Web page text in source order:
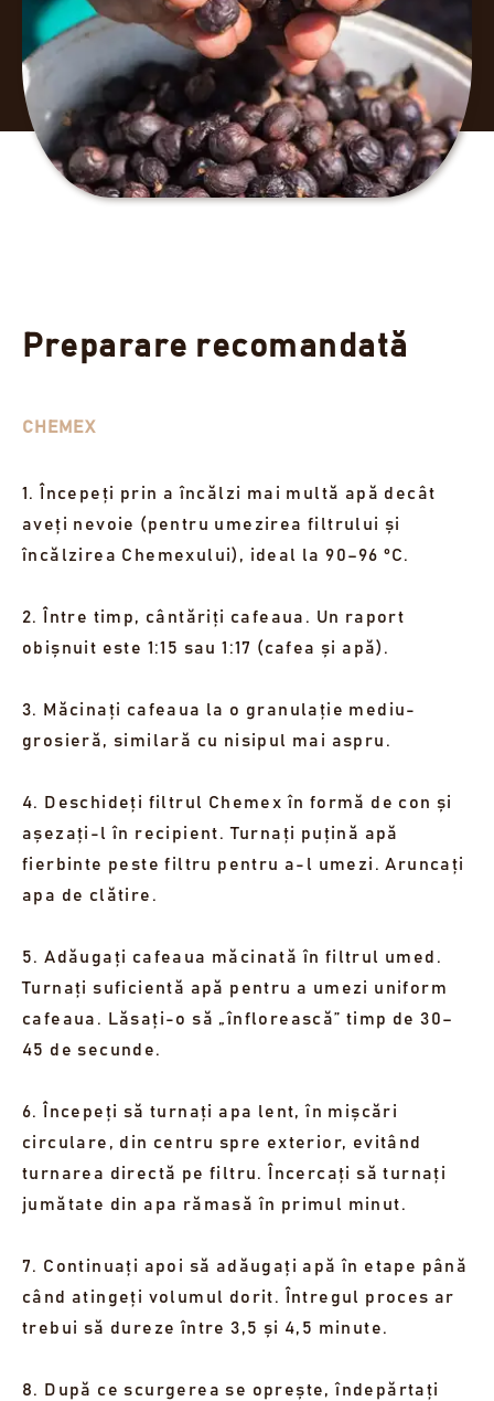
Preparare recomandată
CHEMEX
1. Începeți prin a încălzi mai multă apă decât
aveți nevoie (pentru umezirea filtrului și
încălzirea Chemexului), ideal la 90–96 °C.
2. Între timp, cântăriți cafeaua. Un raport
obișnuit este 1:15 sau 1:17 (cafea și apă).
3. Măcinați cafeaua la o granulație mediu-
grosieră, similară cu nisipul mai aspru.
4. Deschideți filtrul Chemex în formă de con și
așezați-l în recipient. Turnați puțină apă
fierbinte peste filtru pentru a-l umezi. Aruncați
apa de clătire.
5. Adăugați cafeaua măcinată în filtrul umed.
Turnați suficientă apă pentru a umezi uniform
cafeaua. Lăsați-o să „înflorească” timp de 30–
45 de secunde.
6. Începeți să turnați apa lent, în mișcări
circulare, din centru spre exterior, evitând
turnarea directă pe filtru. Încercați să turnați
jumătate din apa rămasă în primul minut.
7. Continuați apoi să adăugați apă în etape până
când atingeți volumul dorit. Întregul proces ar
trebui să dureze între 3,5 și 4,5 minute.
8. După ce scurgerea se oprește, îndepărtați